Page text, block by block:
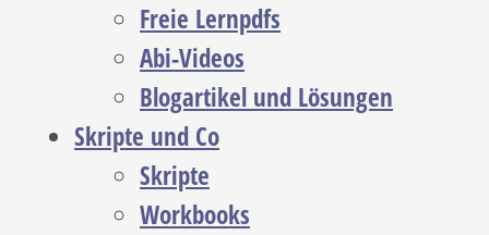
Freie Lernpdfs
Abi-Videos
Blogartikel und Lösungen
Skripte und Co
Skripte
Workbooks